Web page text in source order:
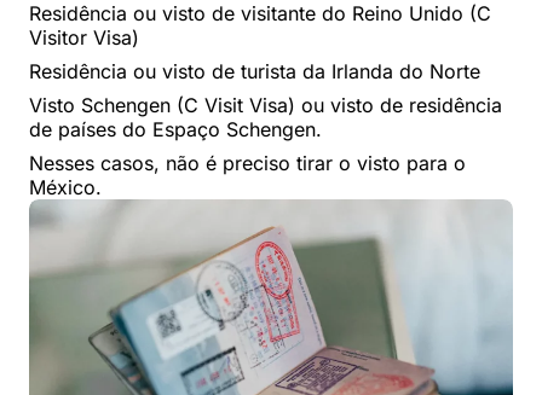
Residência ou visto de visitante do Reino Unido (C
Visitor Visa)
Residência ou visto de turista da Irlanda do Norte
Visto Schengen (C Visit Visa) ou visto de residência
de países do Espaço Schengen.
Nesses casos, não é preciso tirar o visto para o
México.